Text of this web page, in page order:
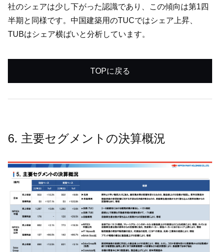
社のシェアは少し下がった認識であり、この傾向は第1四
半期と同様です。中国建築用のTUCではシェア上昇、
TUBはシェア横ばいと分析しています。
TOPに戻る
6. 主要セグメントの決算概況